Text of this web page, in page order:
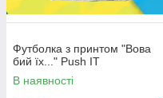
Футболка з принтом "Вова
бий їх..." Push IT
В наявності